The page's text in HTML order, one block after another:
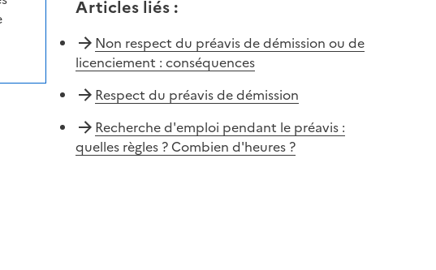
Articles liés :
Non respect du préavis de démission ou de
licenciement : conséquences
Respect du préavis de démission
Recherche d'emploi pendant le préavis :
quelles règles ? Combien d'heures ?